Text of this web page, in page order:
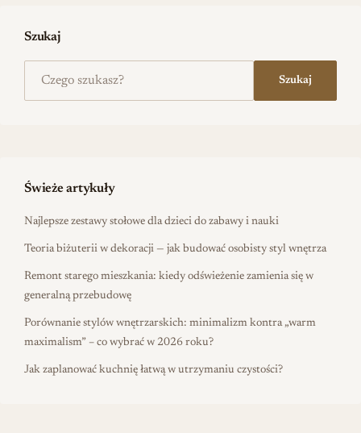
Szukaj
Szukaj
Świeże artykuły
Najlepsze zestawy stołowe dla dzieci do zabawy i nauki
Teoria biżuterii w dekoracji — jak budować osobisty styl wnętrza
Remont starego mieszkania: kiedy odświeżenie zamienia się w
generalną przebudowę
Porównanie stylów wnętrzarskich: minimalizm kontra „warm
maximalism” – co wybrać w 2026 roku?
Jak zaplanować kuchnię łatwą w utrzymaniu czystości?